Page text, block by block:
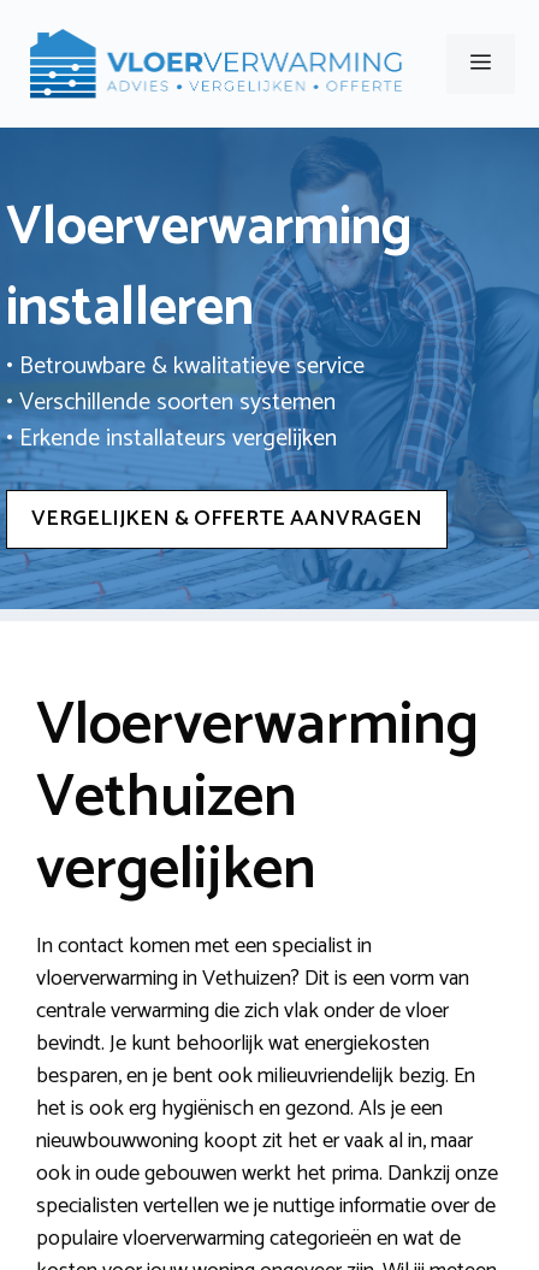
naar
Menu
Vloerverwarming
installeren
• Betrouwbare & kwalitatieve service
• Verschillende soorten systemen
• Erkende installateurs vergelijken
VERGELIJKEN & OFFERTE AANVRAGEN
Vloerverwarming
Vethuizen
vergelijken
In contact komen met een specialist in
vloerverwarming in Vethuizen? Dit is een vorm van
centrale verwarming die zich vlak onder de vloer
bevindt. Je kunt behoorlijk wat energiekosten
besparen, en je bent ook milieuvriendelijk bezig. En
het is ook erg hygiënisch en gezond. Als je een
nieuwbouwwoning koopt zit het er vaak al in, maar
ook in oude gebouwen werkt het prima. Dankzij onze
specialisten vertellen we je nuttige informatie over de
populaire vloerverwarming categorieën en wat de